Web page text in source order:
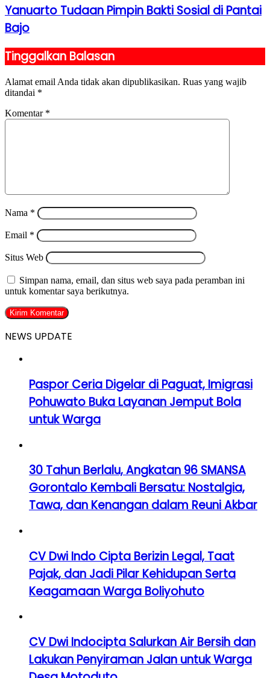
Yanuarto Tudaan Pimpin Bakti Sosial di Pantai
Bajo
Tinggalkan Balasan
Alamat email Anda tidak akan dipublikasikan. Ruas yang wajib
ditandai *
Komentar *
Nama *
Email *
Situs Web
Simpan nama, email, dan situs web saya pada peramban ini
untuk komentar saya berikutnya.
NEWS UPDATE
Paspor Ceria Digelar di Paguat, Imigrasi
Pohuwato Buka Layanan Jemput Bola
untuk Warga
30 Tahun Berlalu, Angkatan 96 SMANSA
Gorontalo Kembali Bersatu: Nostalgia,
Tawa, dan Kenangan dalam Reuni Akbar
CV Dwi Indo Cipta Berizin Legal, Taat
Pajak, dan Jadi Pilar Kehidupan Serta
Keagamaan Warga Boliyohuto
CV Dwi Indocipta Salurkan Air Bersih dan
Lakukan Penyiraman Jalan untuk Warga